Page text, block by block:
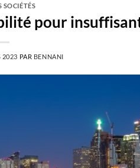
SOCIÉTÉS
pour
2023 PAR BENNANI